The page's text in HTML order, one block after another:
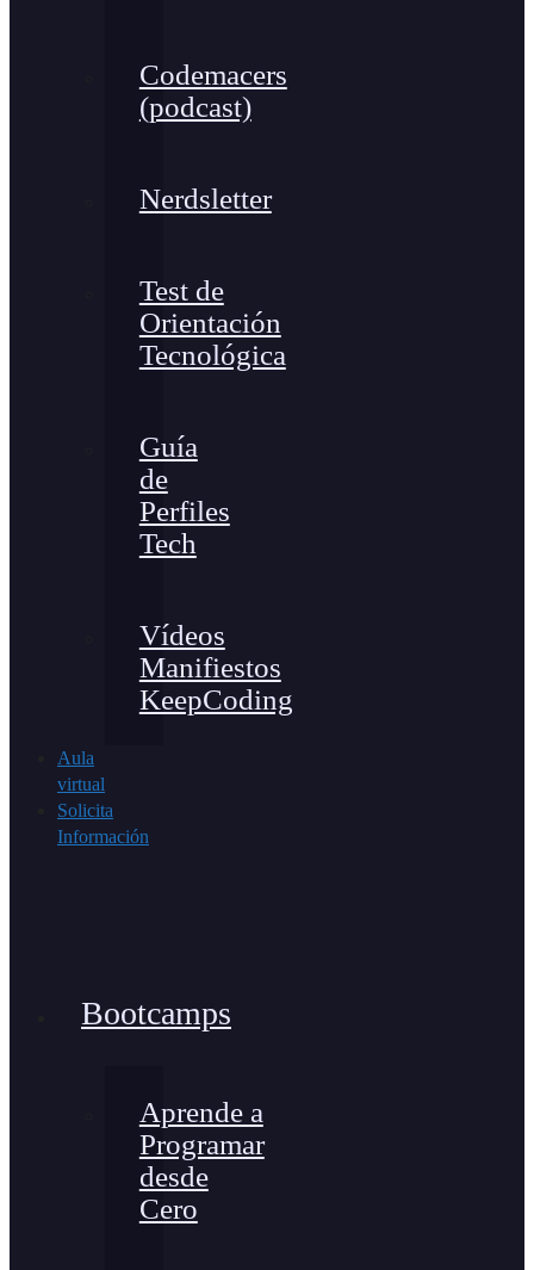
Codemacers
(podcast)
Nerdsletter
Test de
Orientación
Tecnológica
Guía
de
Perfiles
Tech
Vídeos
Manifiestos
KeepCoding
Aula
virtual
Solicita
Información
Bootcamps
Aprende a
Programar
desde
Cero